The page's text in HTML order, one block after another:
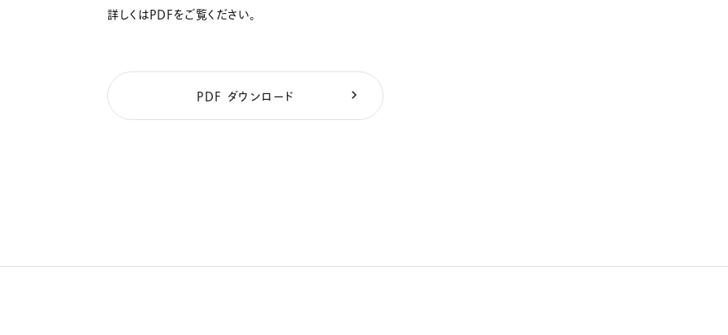
詳しくはPDFをご覧ください。
PDF ダウンロード